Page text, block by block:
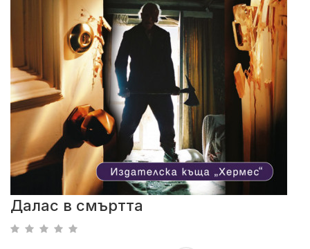
Далас в смъртта